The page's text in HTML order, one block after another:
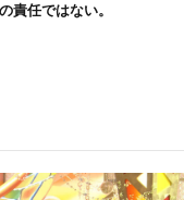
責任ではない。